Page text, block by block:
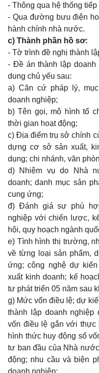
- Thông qua hệ thống
- Qua đường bưu điện
hành chính nhà nước.
c) Thành phần hồ sơ:
- Tờ trình đề nghị thành
- Đề án thành lập doanh
dung chủ yếu sau:
a) Căn cứ pháp lý,
doanh nghiệp;
b) Tên gọi, mô hình tổ
thời gian hoạt động;
c) Địa điểm trụ sở chính
dựng cơ sở sản xuất,
dụng; chi nhánh, văn
d) Nhiệm vụ do Nhà
doanh; danh mục sản
cung ứng;
đ) Đánh giá sự phù
nghiệp với chiến lược,
hội, quy hoạch ngành
e) Tình hình thị trường,
về từng loại sản phẩm,
ứng; công nghệ dự
xuất kinh doanh; kế
tư phát triển 05 năm sau
g) Mức vốn điều lệ; dự
thành lập doanh
vốn điều lệ gắn với thực
hình thức huy động số
tư ban đầu của Nhà
động; nhu cầu và biện
doanh nghiệp;